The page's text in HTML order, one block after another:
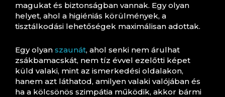
magukat és biztonságban vannak. Egy olyan
helyet, ahol a higiéniás körülmények, a
tisztálkodási lehetőségek maximálisan adottak.
Egy olyan szaunát, ahol senki nem árulhat
zsákbamacskát, nem tíz évvel ezelőtti képet
küld valaki, mint az ismerkedési oldalakon,
hanem azt láthatod, amilyen valaki valójában és
ha a kölcsönös szimpátia működik, akkor bármi